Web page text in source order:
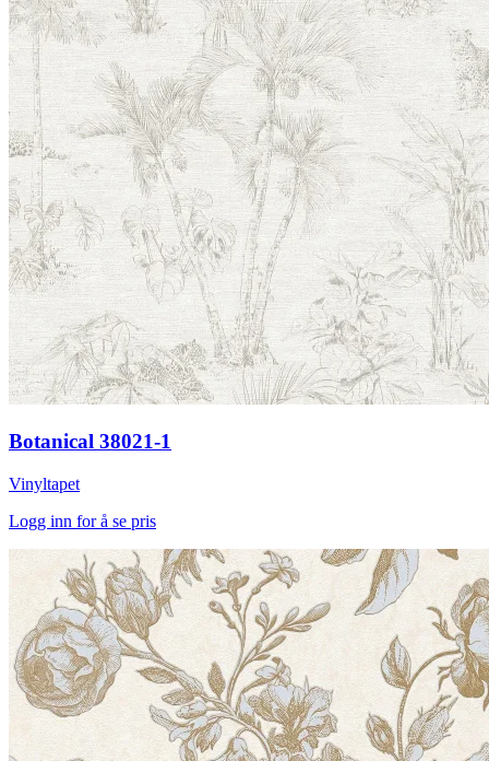
Botanical 38021-1
Vinyltapet
Logg inn for å se pris